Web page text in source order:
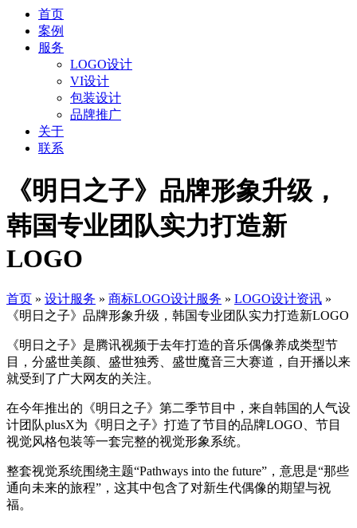
首页
案例
服务
LOGO设计
VI设计
包装设计
品牌推广
关于
联系
《明日之子》品牌形象升级，
韩国专业团队实力打造新
LOGO
首页 » 设计服务 » 商标LOGO设计服务 » LOGO设计资讯 »
《明日之子》品牌形象升级，韩国专业团队实力打造新LOGO
《明日之子》是腾讯视频于去年打造的音乐偶像养成类型节
目，分盛世美颜、盛世独秀、盛世魔音三大赛道，自开播以来
就受到了广大网友的关注。
在今年推出的《明日之子》第二季节目中，来自韩国的人气设
计团队plusX为《明日之子》打造了节目的品牌LOGO、节目
视觉风格包装等一套完整的视觉形象系统。
整套视觉系统围绕主题“Pathways into the future”，意思是“那些
通向未来的旅程”，这其中包含了对新生代偶像的期望与祝
福。